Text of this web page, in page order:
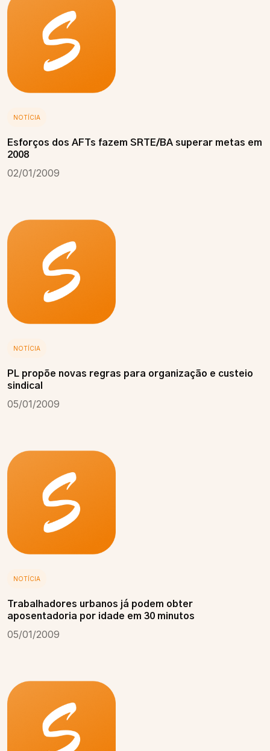
NOTÍCIA
Esforços dos AFTs fazem SRTE/BA superar metas em
2008
02/01/2009
NOTÍCIA
PL propõe novas regras para organização e custeio
sindical
05/01/2009
NOTÍCIA
Trabalhadores urbanos já podem obter
aposentadoria por idade em 30 minutos
05/01/2009